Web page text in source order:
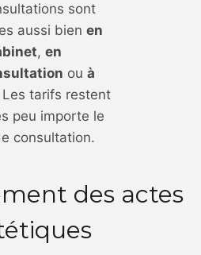
sont
aussi bien en
, en
ou à
tarifs restent
peu importe le
consultation.
des actes